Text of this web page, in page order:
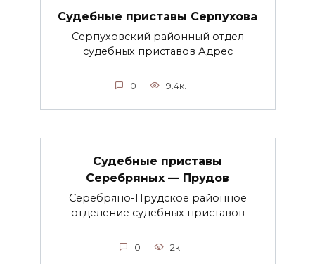
Судебные приставы Серпухова
Серпуховский районный отдел
судебных приставов Адрес
0 9.4к.
Судебные приставы
Серебряных — Прудов
Серебряно-Прудское районное
отделение судебных приставов
0 2к.